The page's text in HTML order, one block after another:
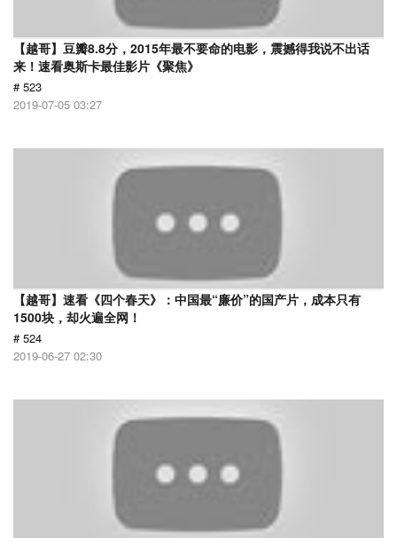
【越哥】豆瓣8.8分，2015年最不要命的电影，震撼得我说不出话
来！速看奥斯卡最佳影片《聚焦》
# 523
2019-07-05 03:27
【越哥】速看《四个春天》：中国最“廉价”的国产片，成本只有
1500块，却火遍全网！
# 524
2019-06-27 02:30